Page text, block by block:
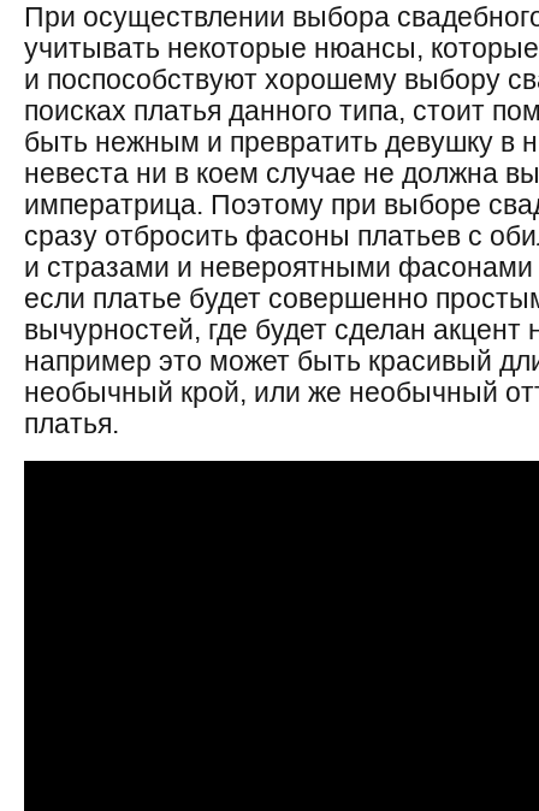
При осуществлении выбора
учитывать некоторые нюансы,
и поспособствуют хорошему выбору
поисках платья данного типа, стоит
быть нежным и превратить девушку в
невеста ни в коем случае не должна
императрица. Поэтому при выборе
сразу отбросить фасоны платьев с
и стразами и невероятными фасонами
если платье будет совершенно
вычурностей, где будет сделан
например это может быть красивый
необычный крой, или же необычный
платья.